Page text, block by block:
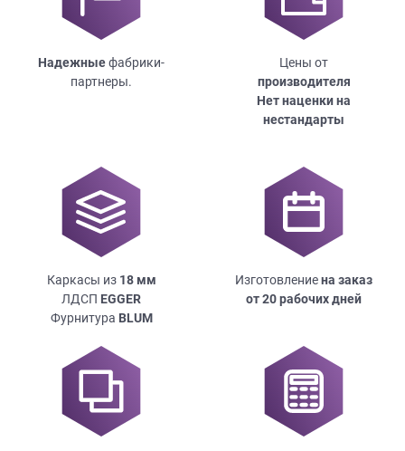
Надежныефабрики-
партнеры.
Цены от
производителя
Нет наценки на
нестандарты
Каркасы из 18мм
ЛДСП EGGER
Фурнитура BLUM
Изготовлениена заказ
от 20 рабочих дней